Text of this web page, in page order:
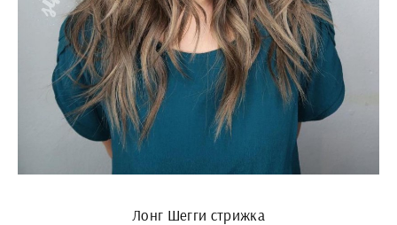
Лонг Шегги стрижка